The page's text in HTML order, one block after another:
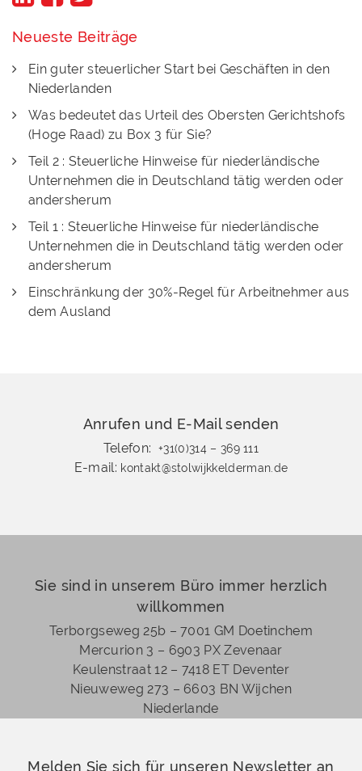
Neueste Beiträge
Ein guter steuerlicher Start bei Geschäften in den
Niederlanden
Was bedeutet das Urteil des Obersten Gerichtshofs
(Hoge Raad) zu Box 3 für Sie?
Teil 2 : Steuerliche Hinweise für niederländische
Unternehmen die in Deutschland tätig werden oder
andersherum
Teil 1 : Steuerliche Hinweise für niederländische
Unternehmen die in Deutschland tätig werden oder
andersherum
Einschränkung der 30%-Regel für Arbeitnehmer aus
dem Ausland
Anrufen und E-Mail senden
Telefon: +31(0)314 – 369 111
E-mail: kontakt@stolwijkkelderman.de
Sie sind in unserem Büro immer herzlich
willkommen
Terborgseweg 25b – 7001 GM Doetinchem
Mercurion 3 – 6903 PX Zevenaar
Keulenstraat 12 – 7418 ET Deventer
Nieuweweg 273 – 6603 BN Wijchen
Niederlande
Melden Sie sich für unseren Newsletter an